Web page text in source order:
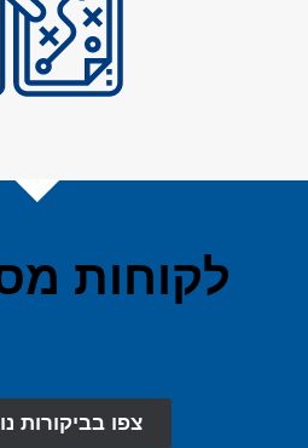
לקוחות
צפו בביקורות